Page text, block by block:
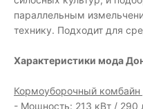
параллельным
технику. Подходит для
Характеристики мода
Кормоуборочный
- Мощность: 213 кВт / 290